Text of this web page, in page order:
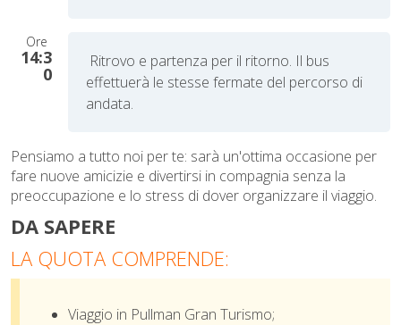
Ore
14:3
0
Ritrovo e partenza per il ritorno. Il bus
effettuerà le stesse fermate del percorso di
andata.
Pensiamo a tutto noi per te: sarà un'ottima occasione per
fare nuove amicizie e divertirsi in compagnia senza la
preoccupazione e lo stress di dover organizzare il viaggio.
DA SAPERE
LA QUOTA COMPRENDE:
Viaggio in Pullman Gran Turismo;